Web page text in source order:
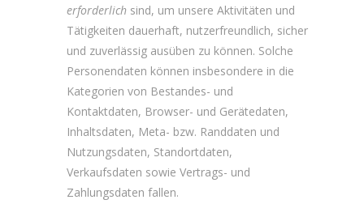
erforderlichsind, um unsere Aktivitäten und
Tätigkeiten dauerhaft, nutzerfreundlich, sicher
und zuverlässig ausüben zu können. Solche
Personendaten können insbesondere in die
Kategorien von Bestandes- und
Kontaktdaten, Browser- und Gerätedaten,
Inhaltsdaten, Meta- bzw. Randdaten und
Nutzungsdaten, Standortdaten,
Verkaufsdaten sowie Vertrags- und
Zahlungsdaten fallen.